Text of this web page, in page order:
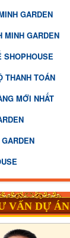
GARDEN
MINH GARDEN
SHOPHOUSE
THANH TOÁN
MỚI NHẤT
VẤN DỰ ÁN